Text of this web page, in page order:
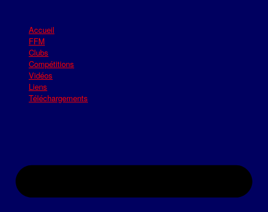
Accueil
FFM
Clubs
Compétitions
Vidéos
Liens
Téléchargements